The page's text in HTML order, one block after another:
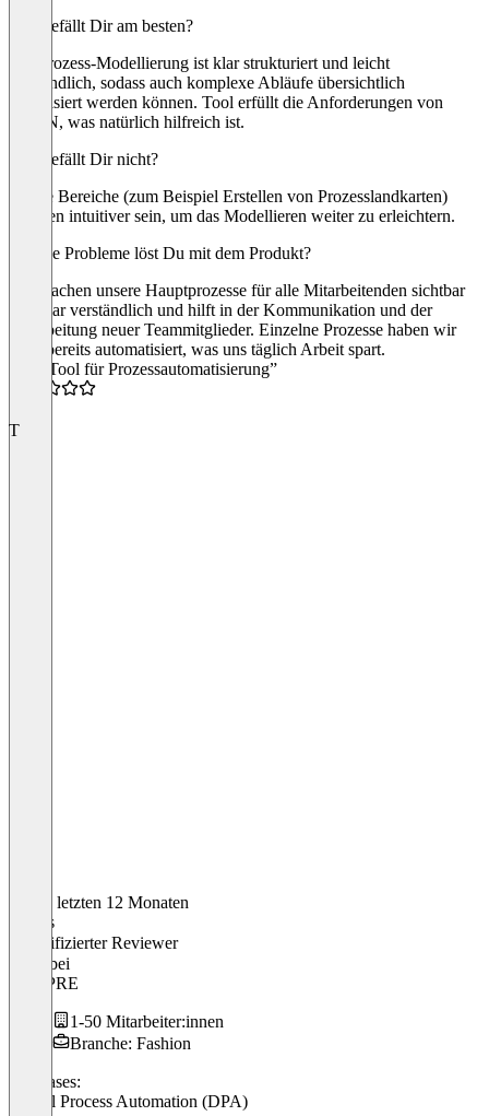
Was gefällt Dir am besten?
Die Prozess-Modellierung ist klar strukturiert und leicht
verständlich, sodass auch komplexe Abläufe übersichtlich
visualisiert werden können. Tool erfüllt die Anforderungen von
BPMN, was natürlich hilfreich ist.
Was gefällt Dir nicht?
Einige Bereiche (zum Beispiel Erstellen von Prozesslandkarten)
könnten intuitiver sein, um das Modellieren weiter zu erleichtern.
Welche Probleme löst Du mit dem Produkt?
Wir machen unsere Hauptprozesse für alle Mitarbeitenden sichtbar
und klar verständlich und hilft in der Kommunikation und der
Einarbeitung neuer Teammitglieder. Einzelne Prozesse haben wir
auch bereits automatisiert, was uns täglich Arbeit spart.
“Top Tool für Prozessautomatisierung”
T
In den letzten 12 Monaten
Tobias
Verifizierter Reviewer
bei
EVUPRE
1-50 Mitarbeiter:innen
Branche: Fashion
Use cases:
Digital Process Automation (DPA)